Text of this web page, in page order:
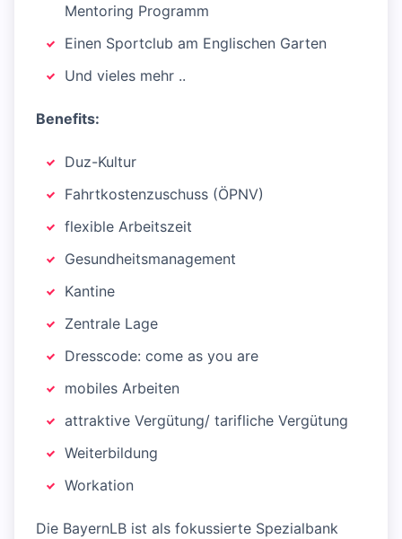
Mentoring Programm
Einen Sportclub am Englischen Garten
Und vieles mehr ..
Benefits:
Duz-Kultur
Fahrtkostenzuschuss (ÖPNV)
flexible Arbeitszeit
Gesundheitsmanagement
Kantine
Zentrale Lage
Dresscode: come as you are
mobiles Arbeiten
attraktive Vergütung/ tarifliche Vergütung
Weiterbildung
Workation
Die BayernLB ist als fokussierte Spezialbank